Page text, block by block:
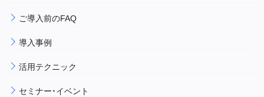
ご導入前のFAQ
導入事例
活用テクニック
セミナー・イベント